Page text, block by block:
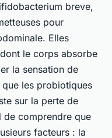
breve,
pour
Elles
le corps absorbe
la sensation de
les probiotiques
sur la perte de
de comprendre que
facteurs : la